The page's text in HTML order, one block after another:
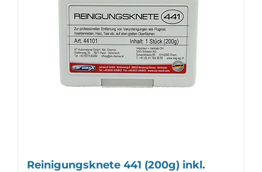
Reinigungsknete 441 (200g) inkl.